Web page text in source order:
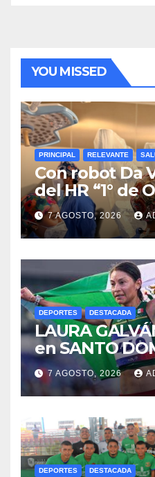
YOU MISSED
PRINCIPAL RELEVANTE
Con robot Da
del HR “1° de
ISSSTE
paciente de
7 AGOSTO, 2026
DEPORTES DESTACADA
LAURA
en SANTO
dedica
fallecidos
7 AGOSTO, 2026
DEPORTES DESTACADA